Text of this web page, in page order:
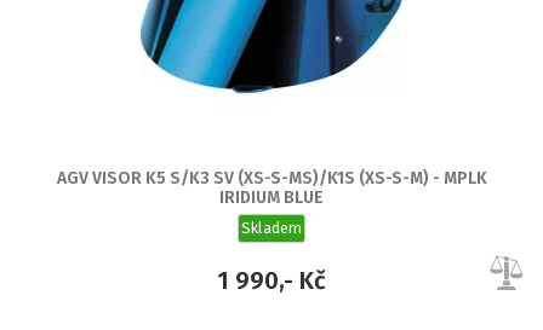
AGV VISOR K5 S/K3 SV (XS-S-MS)/K1S (XS-S-M) - MPLK
IRIDIUM BLUE
Skladem
1 990,- Kč